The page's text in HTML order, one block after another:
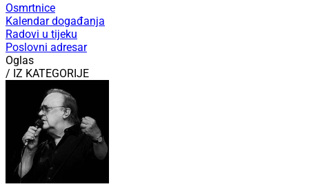
Osmrtnice
Kalendar događanja
Radovi u tijeku
Poslovni adresar
Oglas
/ IZ KATEGORIJE